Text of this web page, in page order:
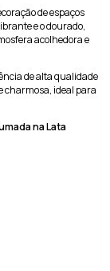
de espaços
e o dourado,
acolhedora e
de alta qualidade
charmosa, ideal para
na Lata